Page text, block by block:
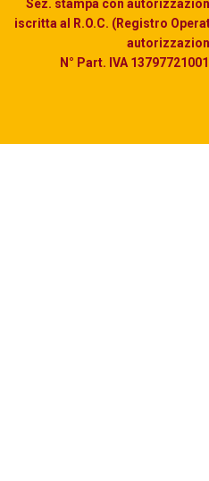
Sez. stampa con
iscritta al R.O.C. (Registro
N° Part. IVA